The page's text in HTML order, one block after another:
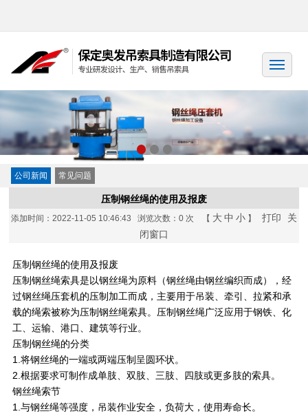
公司新闻 常见问题
压制钢丝绳的使用及报废
添加时间：2022-11-05 10:46:43 浏览次数： 0 次 【 大 中 小】 打印
关
闭窗口
压制钢丝绳的使用及报废
压制钢丝绳索具是以钢丝绳为原料（钢丝绳由钢丝编织而成），经
过钢丝绳压套机的压制加工而成，主要用于吊装、牵引、拉紧和承
载的绳索被称为压制钢丝绳索具。压制钢丝绳广泛应用于钢铁、化
工、运输、港口、建筑等行业。
压制钢丝绳的分类
1.将钢丝绳的一端或两端压制呈圆环状。
2.根据要求可制作成单肢、双肢、三肢、四肢或更多肢的索具。
钢丝绳索节
1.与钢丝绳等强度，吊装作业安全，负荷大，使用寿命长。